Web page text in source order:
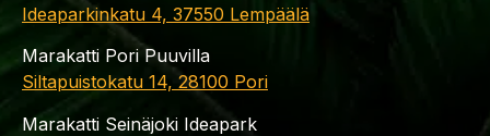
Ideaparkinkatu 4, 37550 Lempäälä
Marakatti Pori Puuvilla
Siltapuistokatu 14, 28100 Pori
Marakatti Seinäjoki Ideapark